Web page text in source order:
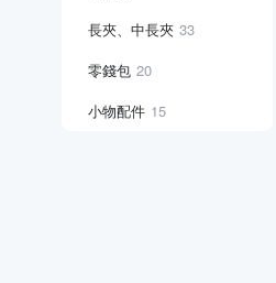
長夾、中長夾 33
零錢包 20
小物配件 15